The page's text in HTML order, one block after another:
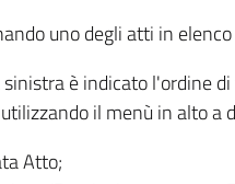
uno degli atti in
è indicato l'ordine
il menù in alto a
Atto;